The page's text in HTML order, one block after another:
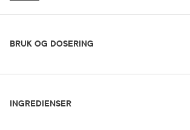
BRUK OG DOSERING
Ved forebygging av tilbakefall ved atopisk
INGREDIENSER